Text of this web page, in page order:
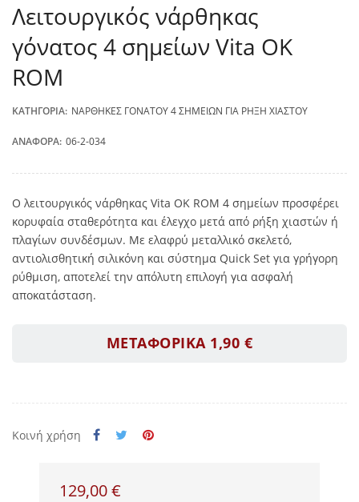
Λειτουργικός νάρθηκας
γόνατος 4 σημείων Vita OK
ROM
ΚΑΤΗΓΟΡΊΑ: ΝΆΡΘΗΚΕΣ ΓΌΝΑΤΟΥ 4 ΣΗΜΕΊΩΝ ΓΙΑ ΡΉΞΗ ΧΙΑΣΤΟΎ
ΑΝΑΦΟΡΆ: 06-2-034
Ο λειτουργικός νάρθηκας Vita OK ROM 4 σημείων προσφέρει
κορυφαία σταθερότητα και έλεγχο μετά από ρήξη χιαστών ή
πλαγίων συνδέσμων. Με ελαφρύ μεταλλικό σκελετό,
αντιολισθητική σιλικόνη και σύστημα Quick Set για γρήγορη
ρύθμιση, αποτελεί την απόλυτη επιλογή για ασφαλή
αποκατάσταση.
ΜΕΤΑΦΟΡΙΚΑ 1,90 €
Κοινή χρήση
129,00 €